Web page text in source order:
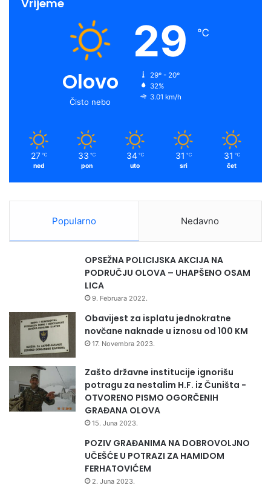
Vrijeme
Olovo
Čisto nebo
29 ℃
29º - 20º
32%
3.01 km/h
27 ℃
ned
33 ℃
pon
34 ℃
uto
31 ℃
sri
31 ℃
čet
Popularno Nedavno
OPSEŽNA POLICIJSKA AKCIJA NA
PODRUČJU OLOVA – UHAPŠENO OSAM
LICA
9. Februara 2022.
Obavijest za isplatu jednokratne
novčane naknade u iznosu od 100 KM
17. Novembra 2023.
Zašto državne institucije ignorišu
potragu za nestalim H.F. iz Čuništa -
OTVORENO PISMO OGORČENIH
GRAĐANA OLOVA
15. Juna 2023.
POZIV GRAĐANIMA NA DOBROVOLJNO
UČEŠĆE U POTRAZI ZA HAMIDOM
FERHATOVIĆEM
2. Juna 2023.